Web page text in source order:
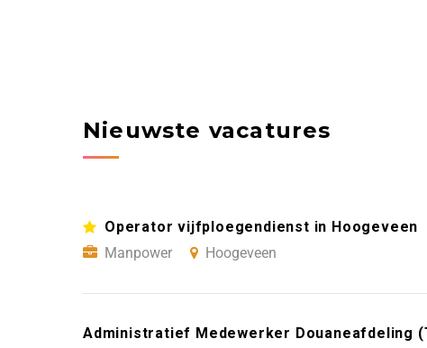
Nieuwste vacatures
Operator vijfploegendienst in Hoogeveen
Manpower
Hoogeveen
Administratief Medewerker Douaneafdeling